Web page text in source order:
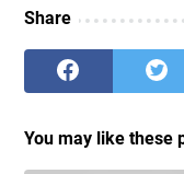
Share
You may like these